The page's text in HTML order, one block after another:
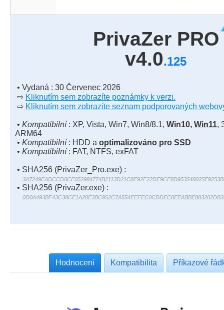
PrivaZer PRO
v4.0.125
• Vydaná : 30 Červenec 2026
⇨ Kliknutím sem zobrazíte poznámky k verzi.
⇨ Kliknutím sem zobrazíte seznam podporovaných
• Kompatibilní: XP, Vista, Win7, Win8/8.1, Win10, Win11,
ARM64
• Kompatibilní: HDD a optimalizováno pro SSD
• Kompatibilní: FAT, NTFS, exFAT
• SHA256 (PrivaZer_Pro.exe) :
• SHA256 (PrivaZer.exe) :
Hodnocení Kompatibilita Příkazové